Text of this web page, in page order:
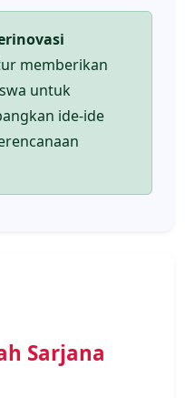
memberikan
untuk
ide-ide
Sarjana